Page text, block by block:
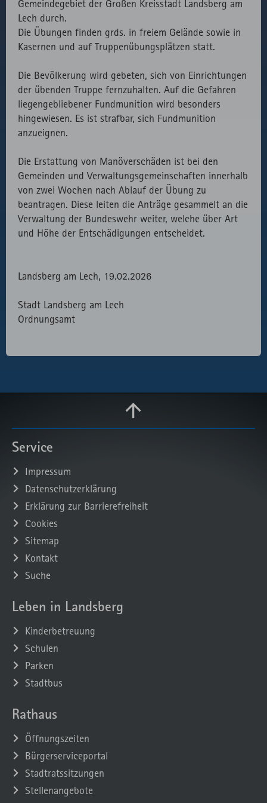
Gemeindegebiet der Großen Kreisstadt Landsberg am
Lech durch.
Die Übungen finden grds. in freiem Gelände sowie in
Kasernen und auf Truppenübungsplätzen statt.
Die Bevölkerung wird gebeten, sich von Einrichtungen
der übenden Truppe fernzuhalten. Auf die Gefahren
liegengebliebener Fundmunition wird besonders
hingewiesen. Es ist strafbar, sich Fundmunition
anzueignen.
Die Erstattung von Manöverschäden ist bei den
Gemeinden und Verwaltungsgemeinschaften innerhalb
von zwei Wochen nach Ablauf der Übung zu
beantragen. Diese leiten die Anträge gesammelt an die
Verwaltung der Bundeswehr weiter, welche über Art
und Höhe der Entschädigungen entscheidet.
Landsberg am Lech, 19.02.2026
Stadt Landsberg am Lech
Ordnungsamt
Service
Impressum
Datenschutzerklärung
Erklärung zur Barrierefreiheit
Cookies
Sitemap
Kontakt
Suche
Leben in Landsberg
Kinderbetreuung
Schulen
Parken
Stadtbus
Rathaus
Öffnungszeiten
Bürgerserviceportal
Stadtratssitzungen
Stellenangebote
eingebunden
Fonts.